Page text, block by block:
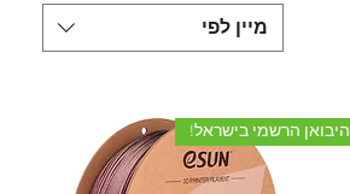
מיין לפי
היבואן הרשמי בישראל!